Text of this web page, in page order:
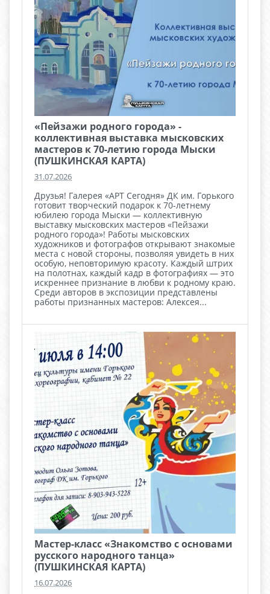
«Пейзажи родного города» -
коллективная выставка мысковских
мастеров к 70-летию города Мыски
(ПУШКИНСКАЯ КАРТА)
31.07.2026
Друзья! Галерея «АРТ Сегодня» ДК им. Горького
готовит творческий подарок к 70-летнему
юбилею города Мыски — коллективную
выставку мысковских мастеров «Пейзажи
родного города»! Работы мысковских
художников и фотографов открывают знакомые
места с новой стороны, позволяя увидеть в них
особую, неповторимую красоту. Каждый штрих
на полотнах, каждый кадр в фотографиях — это
искреннее признание в любви к родному краю.
Среди авторов в экспозиции представлены
работы признанных мастеров: Алексея...
Мастер-класс «Знакомство с основами
русского народного танца»
(ПУШКИНСКАЯ КАРТА)
16.07.2026